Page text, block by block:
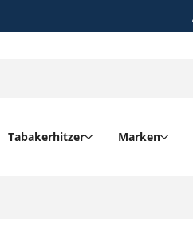
Tabakerhitzer Marken